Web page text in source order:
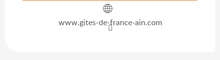
www.gites-de-france-ain.com